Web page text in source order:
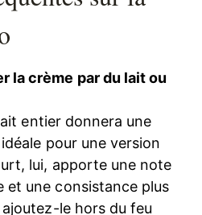
la crème par du lait ou
entier donnera une
pour une version
lui, apporte une note
et une consistance plus
le hors du feu